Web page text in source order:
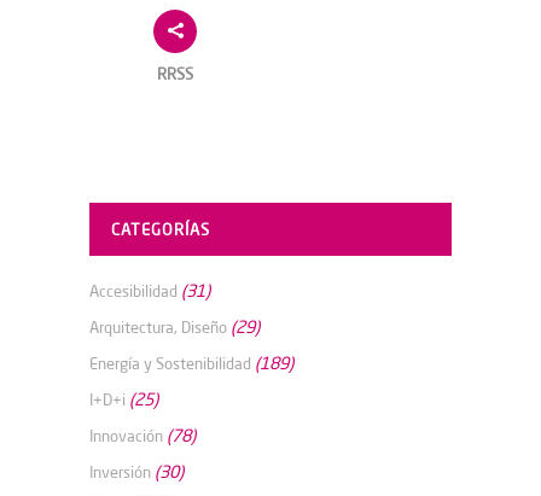
RRSS
CATEGORÍAS
Accesibilidad (31)
Arquitectura, Diseño (29)
Energía y Sostenibilidad (189)
I+D+i (25)
Innovación (78)
Inversión (30)